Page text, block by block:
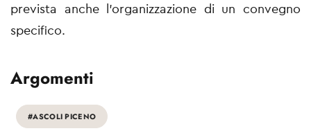
prevista anche l’organizzazione di un convegno
specifico.
Argomenti
#ASCOLI PICENO